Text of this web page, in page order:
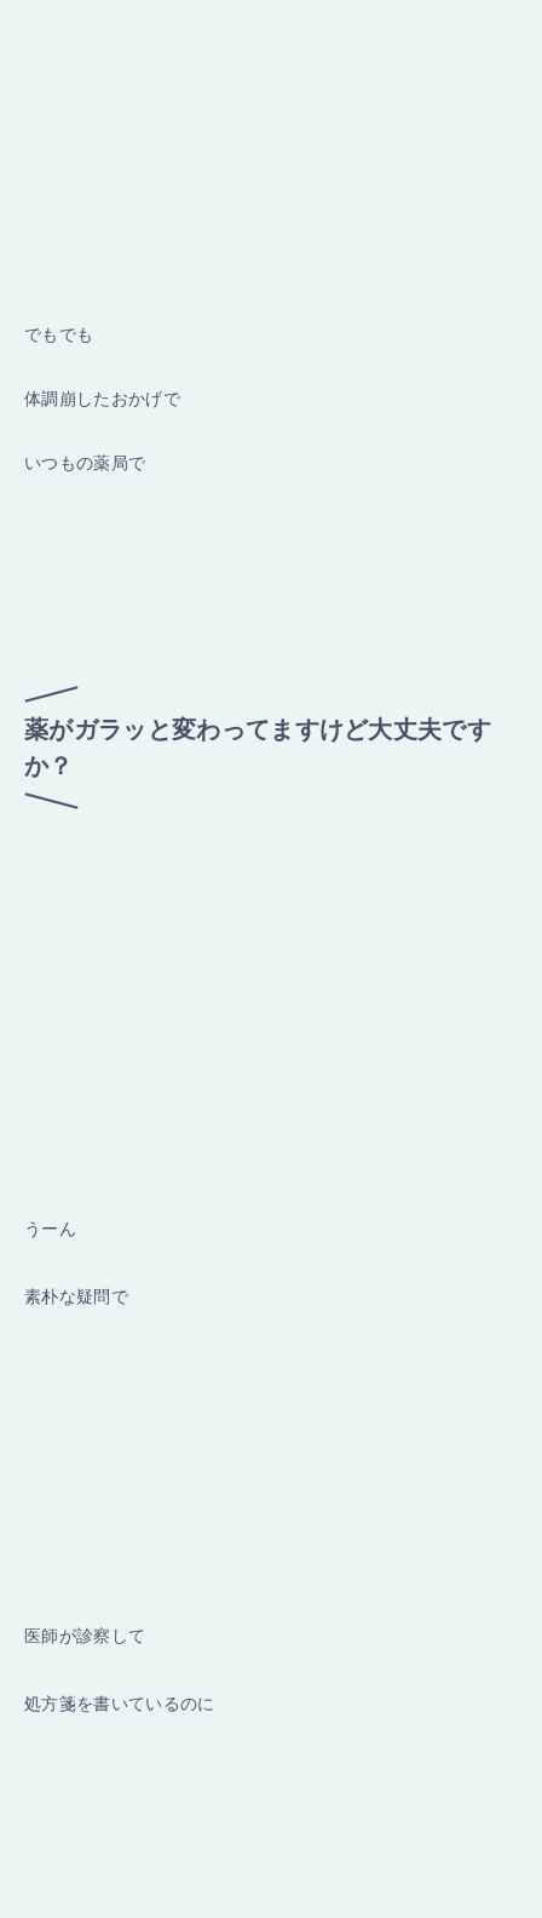
でもでも
体調崩したおかげで
いつもの薬局で
薬がガラッと変わってますけど大丈夫です
か？
うーん
素朴な疑問で
医師が診察して
処方箋を書いているのに